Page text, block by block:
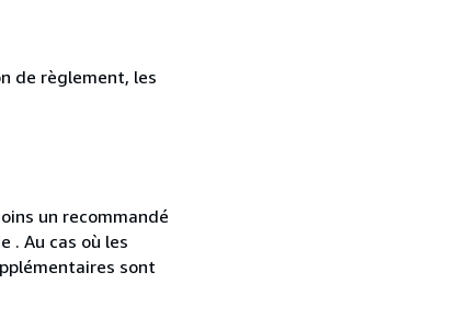
de règlement, les
un recommandé
. Au cas où les
sont